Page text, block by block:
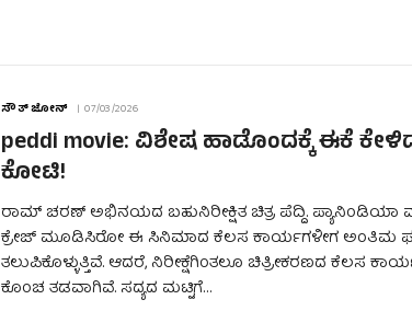
ಸೌತ್ ಜೋನ್ 07/03/2026
peddi movie: ವಿಶೇಷ ಹಾಡೊಂದಕ್ಕೆ ಈಕೆ
ಕೋಟಿ!
ರಾಮ್ ಚರಣ್ ಅಭಿನಯದ ಬಹುನಿರೀಕ್ಷಿತ ಚಿತ್ರ ಪೆದ್ದಿ. ಪ್ಯಾನಿಂಡಿಯಾ
ಕ್ರೇಜ್ ಮೂಡಿಸಿರೋ ಈ ಸಿನಿಮಾದ ಕೆಲಸ ಕಾರ್ಯಗಳೀಗ ಅಂತಿಮ
ತಲುಪಿಕೊಳ್ಳುತ್ತಿವೆ. ಆದರೆ, ನಿರೀಕ್ಷೆಗಿಂತಲೂ ಚಿತ್ರೀಕರಣದ ಕೆಲಸ
ಕೊಂಚ ತಡವಾಗಿವೆ. ಸದ್ಯದ ಮಟ್ಟಿಗೆ…